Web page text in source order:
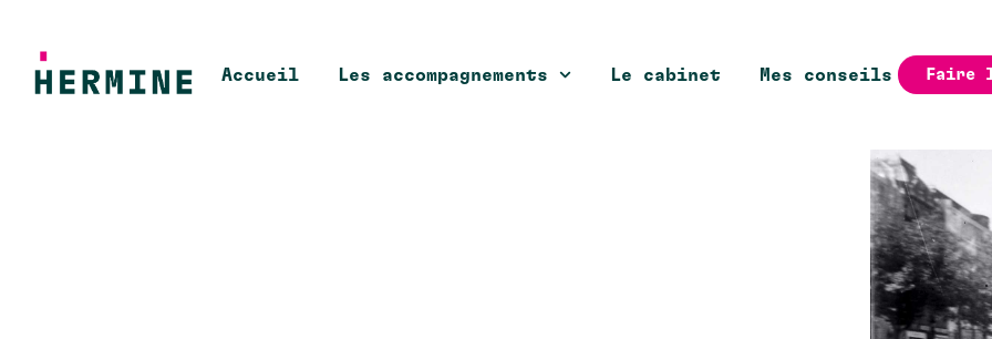
Accueil Les accompagnements Le cabinet Mes conseils Faire